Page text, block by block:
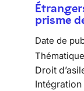
prisme
Date de
Droit
Intégration